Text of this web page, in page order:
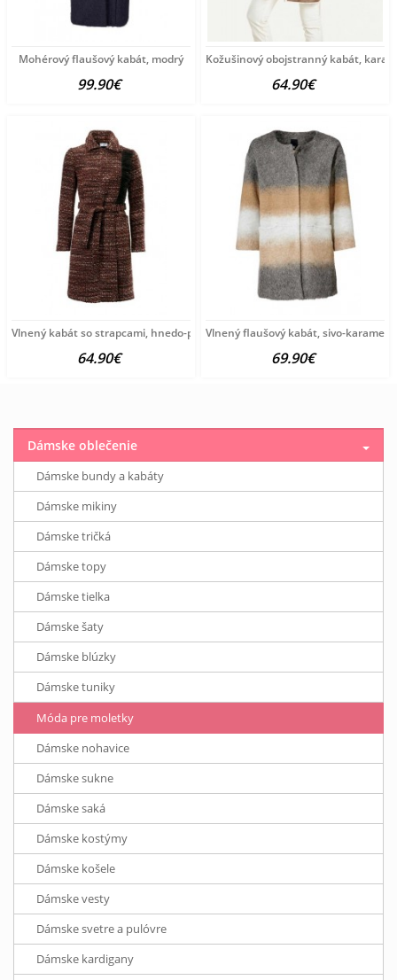
Mohérový flaušový kabát, modrý
99.90€
Kožušinový obojstranný kabát,
64.90€
Vlnený kabát so strapcami, hnedo-pestrý
64.90€
Vlnený flaušový kabát, sivo-
69.90€
Dámske oblečenie
Dámske bundy a kabáty
Dámske mikiny
Dámske tričká
Dámske topy
Dámske tielka
Dámske šaty
Dámske blúzky
Dámske tuniky
Móda pre moletky
Dámske nohavice
Dámske sukne
Dámske saká
Dámske kostýmy
Dámske košele
Dámske vesty
Dámske svetre a pulóvre
Dámske kardigany